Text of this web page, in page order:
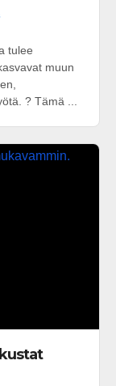
tulee
muun
? Tämä ...